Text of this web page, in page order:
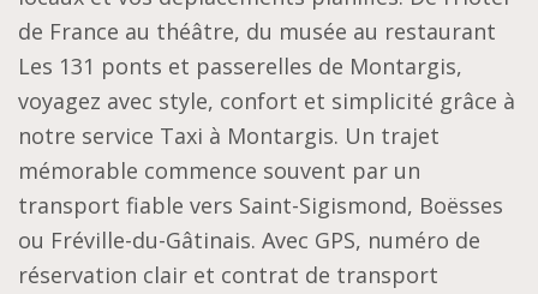
de France au théâtre, du musée au restaurant
Les 131 ponts et passerelles de Montargis,
voyagez avec style, confort et simplicité grâce à
notre service Taxi à Montargis. Un trajet
mémorable commence souvent par un
transport fiable vers Saint-Sigismond, Boësses
ou Fréville-du-Gâtinais. Avec GPS, numéro de
réservation clair et contrat de transport